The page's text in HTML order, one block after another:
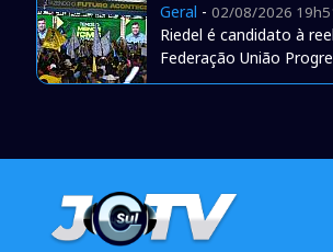
Geral - 02/08/2026
Riedel é candidato à
Federação União